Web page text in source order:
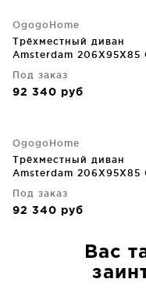
OgogoHome
Трёхместный диван
Amsterdam 206X95X85
Под заказ
92 340 руб
OgogoHome
Трёхместный диван
Amsterdam 206X95X85
Под заказ
92 340 руб
Вас